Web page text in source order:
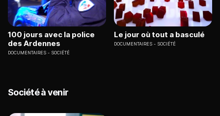
100 jours avec la police
des Ardennes
DOCUMENTAIRES SOCIÉTÉ
Le jour où tout a basculé
DOCUMENTAIRES SOCIÉTÉ
Société à venir